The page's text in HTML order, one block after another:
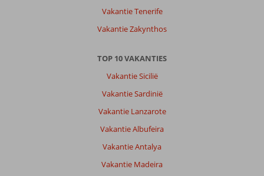
Vakantie Tenerife
Vakantie Zakynthos
TOP 10 VAKANTIES
Vakantie Sicilië
Vakantie Sardinië
Vakantie Lanzarote
Vakantie Albufeira
Vakantie Antalya
Vakantie Madeira